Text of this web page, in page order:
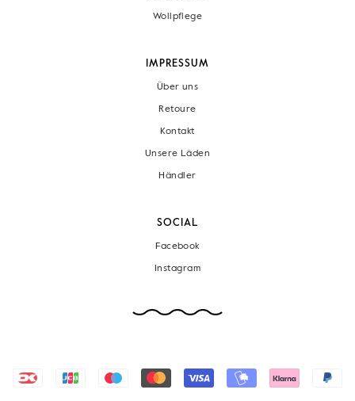
Wollpflege
IMPRESSUM
Über uns
Retoure
Kontakt
Unsere Läden
Händler
SOCIAL
Facebook
Instagram